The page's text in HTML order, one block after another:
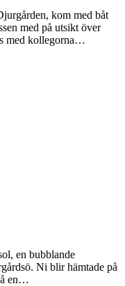
kom med båt
med på utsikt över
med kollegorna…
en bubblande
Ni blir hämtade på
en…